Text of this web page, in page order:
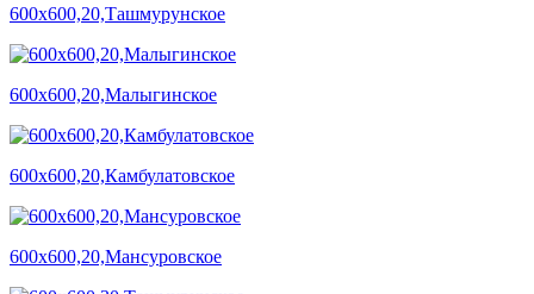
600х600,20,Ташмурунское
600х600,20,Малыгинское
600х600,20,Камбулатовское
600х600,20,Мансуровское